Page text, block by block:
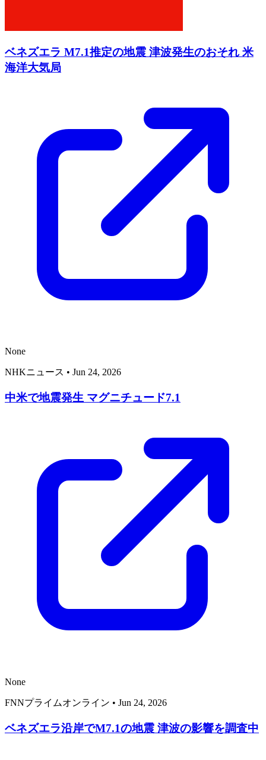
ベネズエラ M7.1推定の地震 津波発生のおそれ 米
海洋大気局
None
NHKニュース • Jun 24, 2026
中米で地震発生 マグニチュード7.1
None
FNNプライムオンライン • Jun 24, 2026
ベネズエラ沿岸でM7.1の地震 津波の影響を調査中